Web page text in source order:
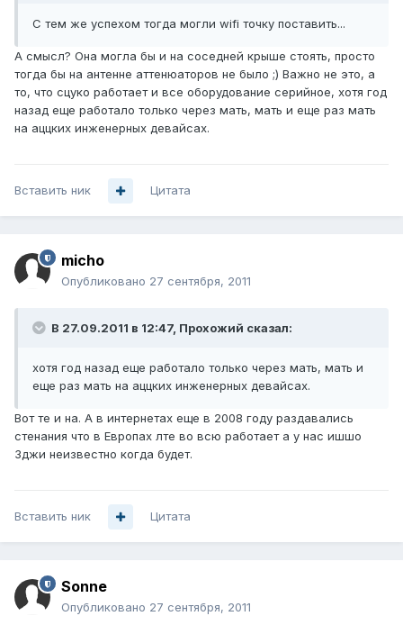
С тем же успехом тогда могли wifi точку поставить...
А смысл? Она могла бы и на соседней крыше стоять, просто
тогда бы на антенне аттенюаторов не было ;) Важно не это, а
то, что сцуко работает и все оборудование серийное, хотя год
назад еще работало только через мать, мать и еще раз мать
на аццких инженерных девайсах.
Вставить ник Цитата
micho
Опубликовано 27 сентября, 2011
В 27.09.2011 в 12:47, Прохожий сказал:
хотя год назад еще работало только через мать, мать и
еще раз мать на аццких инженерных девайсах.
Вот те и на. А в интернетах еще в 2008 году раздавались
стенания что в Европах лте во всю работает а у нас ишшо
3джи неизвестно когда будет.
Вставить ник Цитата
Sonne
Опубликовано 27 сентября, 2011